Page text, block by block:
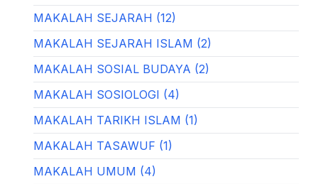
MAKALAH SEJARAH (12)
MAKALAH SEJARAH ISLAM (2)
MAKALAH SOSIAL BUDAYA (2)
MAKALAH SOSIOLOGI (4)
MAKALAH TARIKH ISLAM (1)
MAKALAH TASAWUF (1)
MAKALAH UMUM (4)